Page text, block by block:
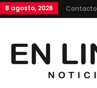
8 agosto, 2026 Contacto